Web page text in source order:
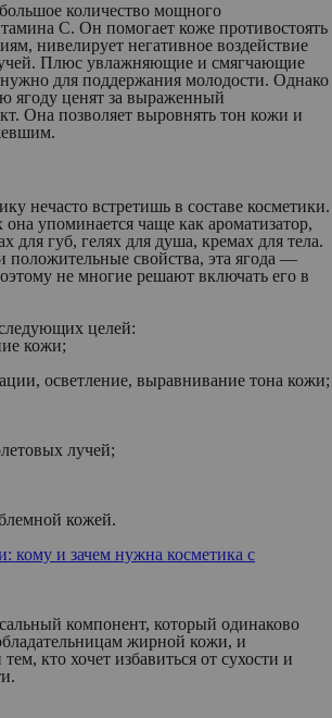
количество мощного
С. Он помогает коже противостоять
нивелирует негативное воздействие
Плюс увлажняющие и смягчающие
для поддержания молодости. Однако
ягоду ценят за выраженный
Она позволяет выровнять тон кожи и
нечасто встретишь в составе косметики.
упоминается чаще как ароматизатор,
для губ, гелях для душа, кремах для тела.
положительные свойства, эта ягода —
не многие решают включать его в
целей:
кожи;
осветление, выравнивание тона кожи;
лучей;
кожей.
кому и зачем нужна косметика с
компонент, который одинаково
жирной кожи, и
кто хочет избавиться от сухости и